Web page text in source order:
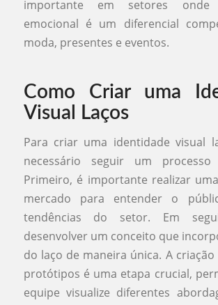
importante em setores onde
emocional é um diferencial
moda, presentes e eventos.
Como Criar uma
Visual Laços
Para criar uma identidade visual
necessário seguir um processo
Primeiro, é importante realizar
mercado para entender o
tendências do setor. Em
desenvolver um conceito que
do laço de maneira única. A criação
protótipos é uma etapa crucial,
equipe visualize diferentes